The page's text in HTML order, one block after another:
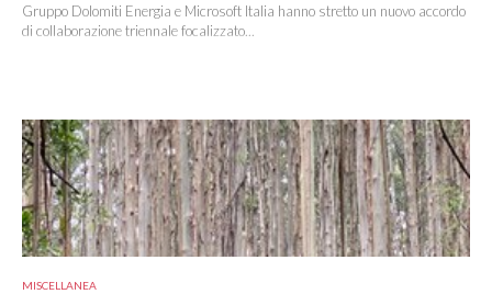
Gruppo Dolomiti Energia e Microsoft Italia hanno stretto un nuovo accordo
di collaborazione triennale focalizzato...
MISCELLANEA